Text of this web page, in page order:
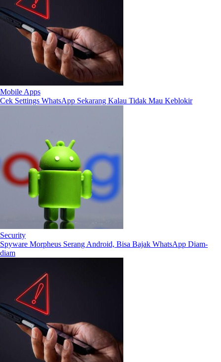
Mobile Apps
Cek Settings WhatsApp Sekarang Kalau Tidak Mau Keblokir
Security
Spyware Morpheus Serang Android, Bisa Bajak WhatsApp Diam-
diam